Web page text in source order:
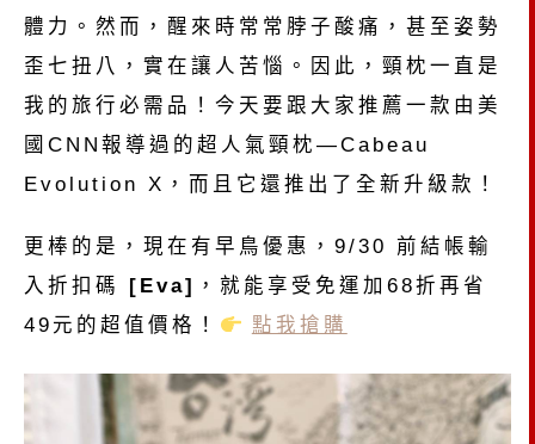
體力。然而，醒來時常常脖子酸痛，甚至姿勢
歪七扭八，實在讓人苦惱。因此，頸枕一直是
我的旅行必需品！今天要跟大家推薦一款由美
國CNN報導過的超人氣頸枕—Cabeau
Evolution X，而且它還推出了全新升級款！
更棒的是，現在有早鳥優惠，9/30 前結帳輸
入折扣碼 [Eva] ，就能享受免運加68折再省
49元的超值價格！
點我搶購